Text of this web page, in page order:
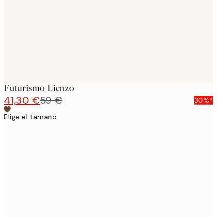
Futurismo Lienzo
41,30 €59 €
30%*
Elige el tamaño